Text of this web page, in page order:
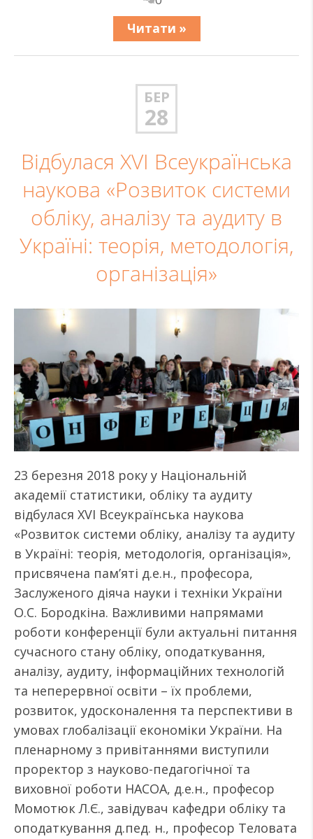
Читати »
БЕР
28
Відбулася XVI Всеукраїнська
наукова «Розвиток системи
обліку, аналізу та аудиту в
Україні: теорія, методологія,
організація»
23 березня 2018 року у Національній
академії статистики, обліку та аудиту
відбулася XVI Всеукраїнська наукова
«Розвиток системи обліку, аналізу та аудиту
в Україні: теорія, методологія, організація»,
присвячена пам’яті д.е.н., професора,
Заслуженого діяча науки і техніки України
О.С. Бородкіна. Важливими напрямами
роботи конференції були актуальні питання
сучасного стану обліку, оподаткування,
аналізу, аудиту, інформаційних технологій
та неперервної освіти – їх проблеми,
розвиток, удосконалення та перспективи в
умовах глобалізації економіки України. На
пленарному з привітаннями виступили
проректор з науково-педагогічної та
виховної роботи НАСОА, д.е.н., професор
Момотюк Л.Є., завідувач кафедри обліку та
оподаткування д.пед. н., професор Теловата